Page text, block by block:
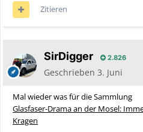
Zitieren
SirDigger 2.826
Geschrieben 3. Juni
Mal wieder was für die Sammlung
Glasfaser-Drama an der Mosel:
Kragen